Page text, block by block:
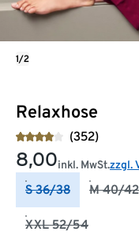
Relaxhose
(352)
8,00inkl. MwSt.zzgl.
S 36/38 M 40/42
XXL 52/54
1/2